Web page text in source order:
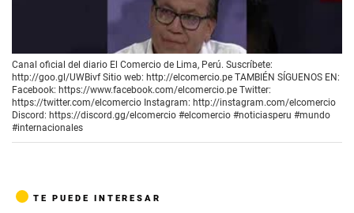
Canal oficial del diario El Comercio de Lima, Perú. Suscríbete:
http://goo.gl/UWBivf Sitio web: http://elcomercio.pe TAMBIÉN SÍGUENOS EN:
Facebook: https://www.facebook.com/elcomercio.pe Twitter:
https://twitter.com/elcomercio Instagram: http://instagram.com/elcomercio
Discord: https://discord.gg/elcomercio #elcomercio #noticiasperu #mundo
#internacionales
TE PUEDE INTERESAR